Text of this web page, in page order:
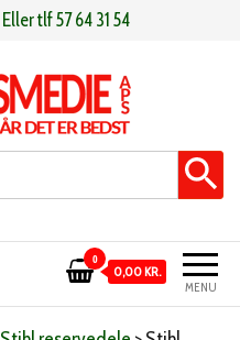
Eller tlf 57 64 31 54
Maskinhandel når det er bedst
MENU
0
0,00 KR.